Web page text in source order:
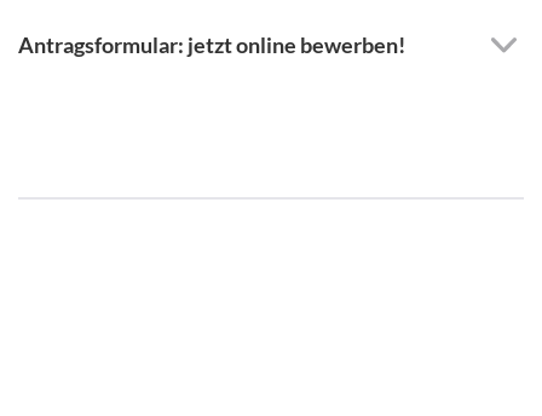
Antragsformular: jetzt online bewerben!